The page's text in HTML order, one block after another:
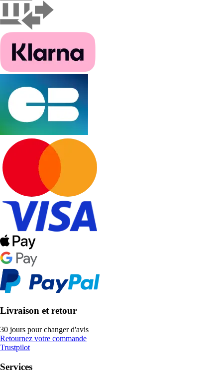
Livraison et retour
30 jours pour changer d'avis
Retournez votre commande
Trustpilot
Services